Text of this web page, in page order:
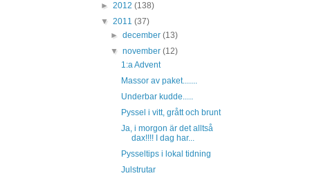
► 2012 (138)
▼ 2011 (37)
►december(13)
▼november(12)
1:a Advent
Massor av paket.......
Underbar kudde.....
Pyssel i vitt, grått och brunt
Ja, i morgon är det alltså
dax!!!! I dag har...
Pysseltips i lokal tidning
Julstrutar